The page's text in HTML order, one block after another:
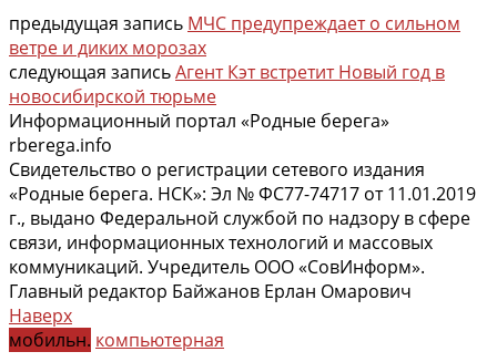
предыдущая запись МЧС предупреждает о сильном
ветре и диких морозах
следующая записьАгент Кэт встретит Новый год в
новосибирской тюрьме
Информационный портал «Родные берега»
rberega.info
Свидетельство о регистрации сетевого издания
«Родные берега. НСК»: Эл № ФС77-74717 от 11.01.2019
г., выдано Федеральной службой по надзору в сфере
связи, информационных технологий и массовых
коммуникаций. Учредитель ООО «СовИнформ».
Главный редактор Байжанов Ерлан Омарович
Наверх
мобильн. компьютерная